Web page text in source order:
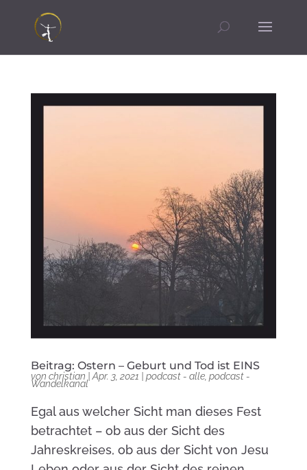
Beitrag: Ostern – Geburt und Tod ist EINS
von christian |Apr. 3, 2021 podcast - alle, podcast -
Wandelkanal
Egal aus welcher Sicht man dieses Fest
betrachtet – ob aus der Sicht des
Jahreskreises, ob aus der Sicht von Jesu